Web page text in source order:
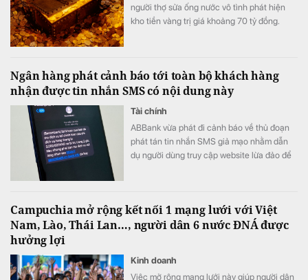
người thợ sửa ống nước vô tình phát hiện
kho tiền vàng trị giá khoảng 70 tỷ đồng.
Ngân hàng phát cảnh báo tới toàn bộ khách hàng
nhận được tin nhắn SMS có nội dung này
Tài chính
ABBank vừa phát đi cảnh báo về thủ đoạn
phát tán tin nhắn SMS giả mạo nhằm dẫn
dụ người dùng truy cập website lừa đảo để
Campuchia mở rộng kết nối 1 mạng lưới với Việt
Nam, Lào, Thái Lan…, người dân 6 nước ĐNÁ được
hưởng lợi
Kinh doanh
Việc mở rộng mạng lưới này giúp người dân